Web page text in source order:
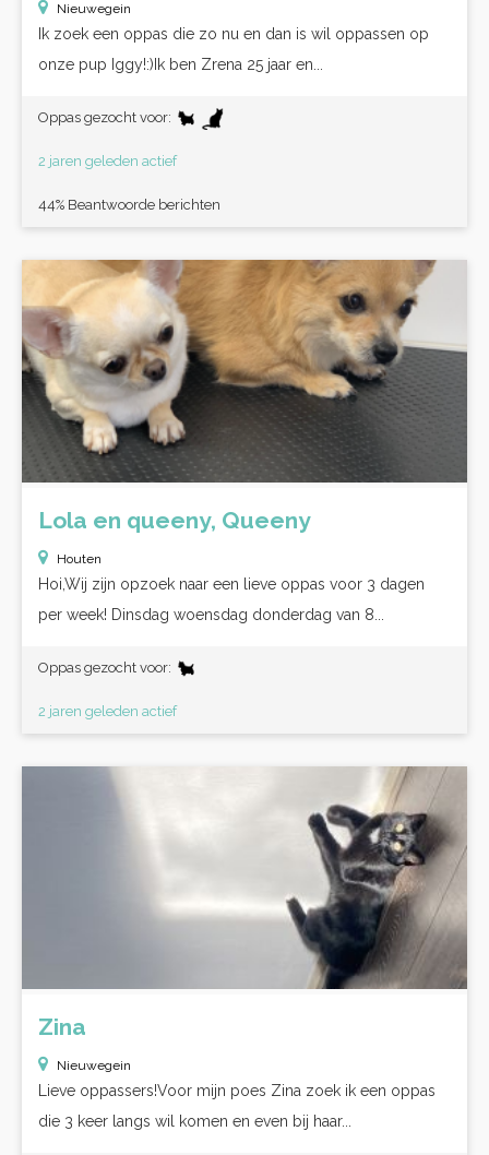
Nieuwegein
Ik zoek een oppas die zo nu en dan is wil oppassen op
onze pup Iggy!:)Ik ben Zrena 25 jaar en...
Oppas gezocht voor:
2 jaren geleden actief
44% Beantwoorde berichten
Lola en queeny, Queeny
Houten
Hoi,Wij zijn opzoek naar een lieve oppas voor 3 dagen
per week! Dinsdag woensdag donderdag van 8...
Oppas gezocht voor:
2 jaren geleden actief
Zina
Nieuwegein
Lieve oppassers!Voor mijn poes Zina zoek ik een oppas
die 3 keer langs wil komen en even bij haar...